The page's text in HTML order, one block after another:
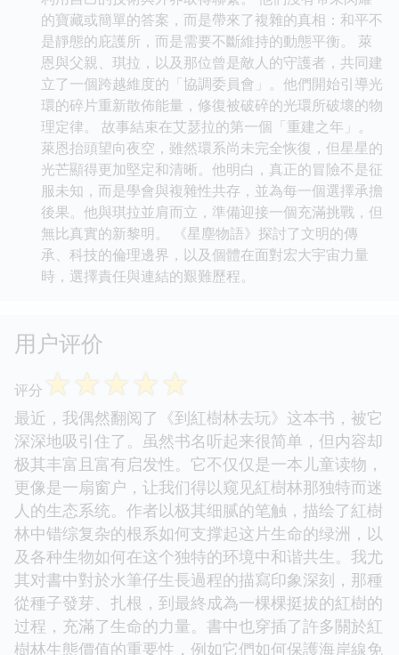
的寶藏或簡單的答案，而是帶來了複雜的真相：和平不
是靜態的庇護所，而是需要不斷維持的動態平衡。 萊
恩與父親、琪拉，以及那位曾是敵人的守護者，共同建
立了一個跨越維度的「協調委員會」。他們開始引導光
環的碎片重新散佈能量，修復被破碎的光環所破壞的物
理定律。 故事結束在艾瑟拉的第一個「重建之年」。
萊恩抬頭望向夜空，雖然環系尚未完全恢復，但星星的
光芒顯得更加堅定和清晰。他明白，真正的冒險不是征
服未知，而是學會與複雜性共存，並為每一個選擇承擔
後果。他與琪拉並肩而立，準備迎接一個充滿挑戰，但
無比真實的新黎明。 《星塵物語》探討了文明的傳
承、科技的倫理邊界，以及個體在面對宏大宇宙力量
時，選擇責任與連結的艱難歷程。
用户评价
评分 ☆☆☆☆☆
最近，我偶然翻阅了《到紅樹林去玩》这本书，被它
深深地吸引住了。虽然书名听起来很简单，但内容却
极其丰富且富有启发性。它不仅仅是一本儿童读物，
更像是一扇窗户，让我们得以窥见紅樹林那独特而迷
人的生态系统。作者以极其细腻的笔触，描绘了紅樹
林中错综复杂的根系如何支撑起这片生命的绿洲，以
及各种生物如何在这个独特的环境中和谐共生。我尤
其对書中對於水筆仔生長過程的描寫印象深刻，那種
從種子發芽、扎根，到最終成為一棵棵挺拔的紅樹的
过程，充滿了生命的力量。書中也穿插了許多關於紅
樹林生態價值的重要性，例如它們如何保護海岸線免